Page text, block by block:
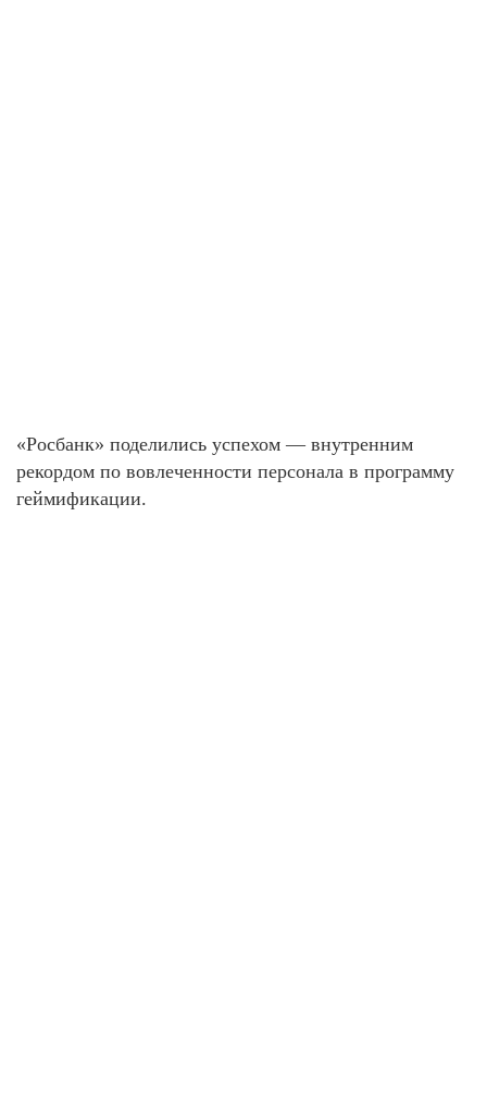
«Росбанк» поделились успехом — внутренним
рекордом по вовлеченности персонала в программу
геймификации.